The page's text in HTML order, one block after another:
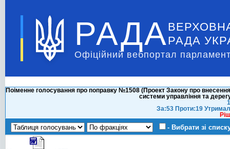
РАДА РАДА
Офіційний вебпортал
Поіменне голосування про поправку №1508 (Проект Закону про
системи управління та
За:53 Проти:19
- Вибрати зі